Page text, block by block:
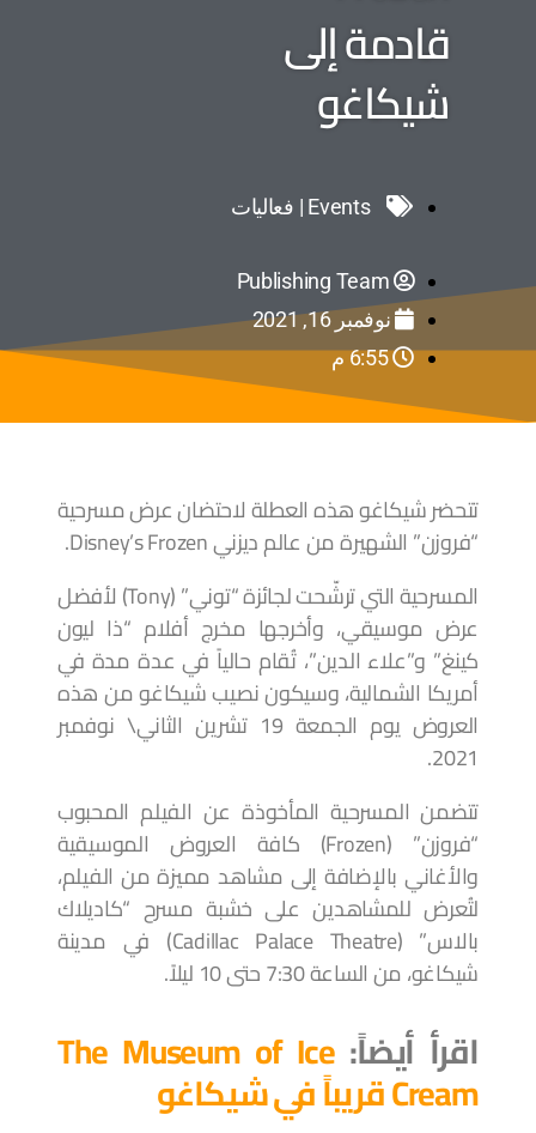
قادمة إلى
شيكاغو
Events | فعاليات
Publishing Team
نوفمبر 16, 2021
6:55 م
تتحضر شيكاغو هذه العطلة لاحتضان عرض مسرحية
“فروزن” الشهيرة من عالم ديزني Disney’s Frozen.
المسرحية التي ترشّحت لجائزة “توني” (Tony) لأفضل
عرض موسيقي، وأخرجها مخرج أفلام “ذا ليون
كينغ” و”علاء الدين”، تُقام حالياً في عدة مدة في
أمريكا الشمالية، وسيكون نصيب شيكاغو من هذه
العروض يوم الجمعة 19 تشرين الثاني\ نوفمبر
2021.
تتضمن المسرحية المأخوذة عن الفيلم المحبوب
“فروزن” (Frozen) كافة العروض الموسيقية
والأغاني بالإضافة إلى مشاهد مميزة من الفيلم،
لتُعرض للمشاهدين على خشبة مسرح “كاديلاك
بالاس” (Cadillac Palace Theatre) في مدينة
شيكاغو، من الساعة 7:30 حتى 10 ليلاً.
اقرأ أيضاً: The Museum of Ice
Cream قريباً في شيكاغو